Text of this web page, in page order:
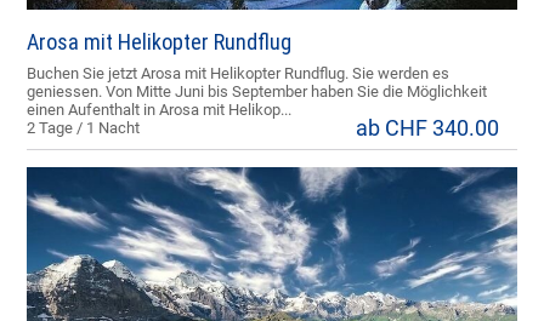
Arosa mit Helikopter Rundflug
Buchen Sie jetzt Arosa mit Helikopter Rundflug. Sie werden es
geniessen. Von Mitte Juni bis September haben Sie die Möglichkeit
einen Aufenthalt in Arosa mit Helikop...
2 Tage / 1 Nacht
ab CHF 340.00